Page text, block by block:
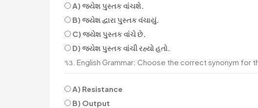
A) જયેશ પુસ્તક વાંચશે.
B) જયેશ દ્વારા પુસ્તક વંચાયું.
C) જયેશ પુસ્તક વાંચે છે.
D) જયેશ પુસ્તક વાંચી રહ્યો હતો.
૧૩. English Grammar: Choose the correct synonym for
A) Resistance
B) Output